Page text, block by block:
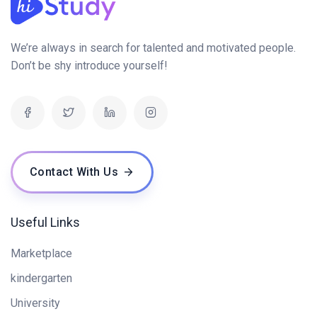
We’re always in search for talented and motivated people.
Don’t be shy introduce yourself!
Contact With Us
Useful Links
Marketplace
kindergarten
University